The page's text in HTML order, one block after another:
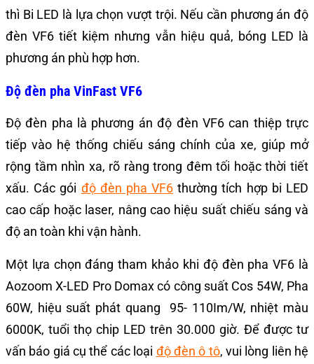
thì Bi LED là lựa chọn vượt trội. Nếu cần phương án độ
đèn VF6 tiết kiệm nhưng vẫn hiệu quả, bóng LED là
phương án phù hợp hơn.
Độ đèn pha VinFast VF6
Độ đèn pha là phương án độ đèn VF6 can thiệp trực
tiếp vào hệ thống chiếu sáng chính của xe, giúp mở
rộng tầm nhìn xa, rõ ràng trong đêm tối hoặc thời tiết
xấu. Các gói độ đèn pha VF6 thường tích hợp bi LED
cao cấp hoặc laser, nâng cao hiệu suất chiếu sáng và
độ an toàn khi vận hành.
Một lựa chọn đáng tham khảo khi độ đèn pha VF6 là
Aozoom X-LED Pro Domax có công suất Cos 54W, Pha
60W, hiệu suất phát quang 95- 110Im/W, nhiệt màu
6000K, tuổi thọ chip LED trên 30.000 giờ. Để được tư
vấn báo giá cụ thể các loại độ đèn ô tô, vui lòng liên hệ